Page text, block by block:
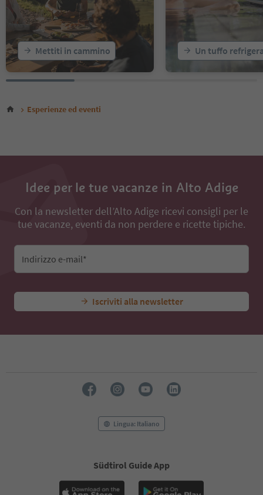
Mettiti in cammino Un tuffo
Esperienze ed eventi
Idee per le tue vacanze in Alto Adige
Con la newsletter dell’Alto Adige ricevi consigli per le
tue vacanze, eventi da non perdere e ricette tipiche.
Indirizzo e-mail*
Iscriviti alla newsletter
Lingua: Italiano
Südtirol Guide App